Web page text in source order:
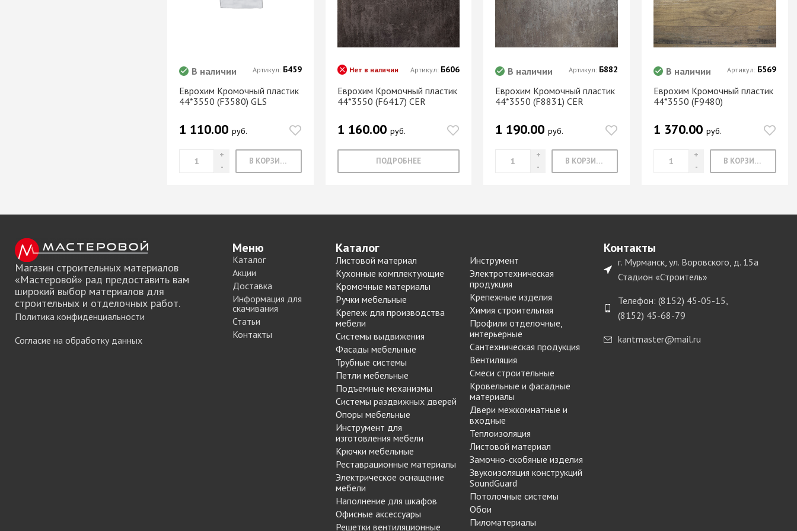
МАРКЕР МЕБЕЛЬНЫЙ
РЕСТАВРАЦИОННЫЕ
ИНСТРУМЕНТЫ
ШТРИХ МЕБЕЛЬНЫЙ
мебели
Замки мебельные
Корзины Kessebohmer
Пантографы
обувные механизмы
Штанги выдвижные,
брючницы
Решетки
вентиляционные
Клей-расплав
Еврохим Кромочный пластик
44*3550 (F3580) GLS
В наличии
1 110.00 руб.
В КОРЗИНУ
Артикул: Б459
Еврохим Кромочный пластик
44*3550 (F6417) CER
Нет в наличии
1 160.00 руб.
ПОДРОБНЕЕ
Артикул: Б606
Еврохим Кромочный пластик
44*3550 (F8831) CER
В наличии
1 190.00руб.
В КОРЗИНУ
Артикул: Б882
Еврохим Кромочный пластик
44*3550 (F9480)
В наличии
1 370.00руб.
В КОРЗИНУ
Артикул: Б569
Магазин строительных материалов
«Мастеровой» рад предоставить вам
широкий выбор материалов для
строительных и отделочных работ.
Политика конфиденциальности
Согласие на обработку данных
Меню
Каталог
Акции
Доставка
Информация для
скачивания
Статьи
Контакты
Каталог
Листовой материал
Кухонные комплектующие
Кромочные материалы
Ручки мебельные
Крепеж для производства
мебели
Системы выдвижения
Фасады мебельные
Трубные системы
Петли мебельные
Подъемные механизмы
Системы раздвижных дверей
Опоры мебельные
Инструмент для
изготовления мебели
Крючки мебельные
Реставрационные материалы
Электрическое оснащение
мебели
Наполнение для шкафов
Офисные аксессуары
Решетки вентиляционные
Инструмент
Электротехническая
продукция
Крепежные изделия
Химия строительная
Профили отделочные,
интерьерные
Сантехническая продукция
Вентиляция
Смеси строительные
Кровельные и фасадные
материалы
Двери межкомнатные и
входные
Теплоизоляция
Листовой материал
Замочно-скобяные изделия
Звукоизоляция конструкций
SoundGuard
Потолочные системы
Обои
Пиломатериалы
Контакты
г. Мурманск, ул. Воровского, д. 15а
Стадион «Строитель»
Телефон: (8152) 45-05-15,
(8152) 45-68-79
kantmaster@mail.ru